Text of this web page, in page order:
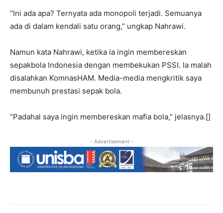
“Ini ada apa? Ternyata ada monopoli terjadi. Semuanya
ada di dalam kendali satu orang,” ungkap Nahrawi.
Namun kata Nahrawi, ketika ia ingin membereskan
sepakbola Indonesia dengan membekukan PSSI. Ia malah
disalahkan KomnasHAM. Media-media mengkritik saya
membunuh prestasi sepak bola.
“Padahal saya ingin membereskan mafia bola,” jelasnya.[]
- Advertisement -